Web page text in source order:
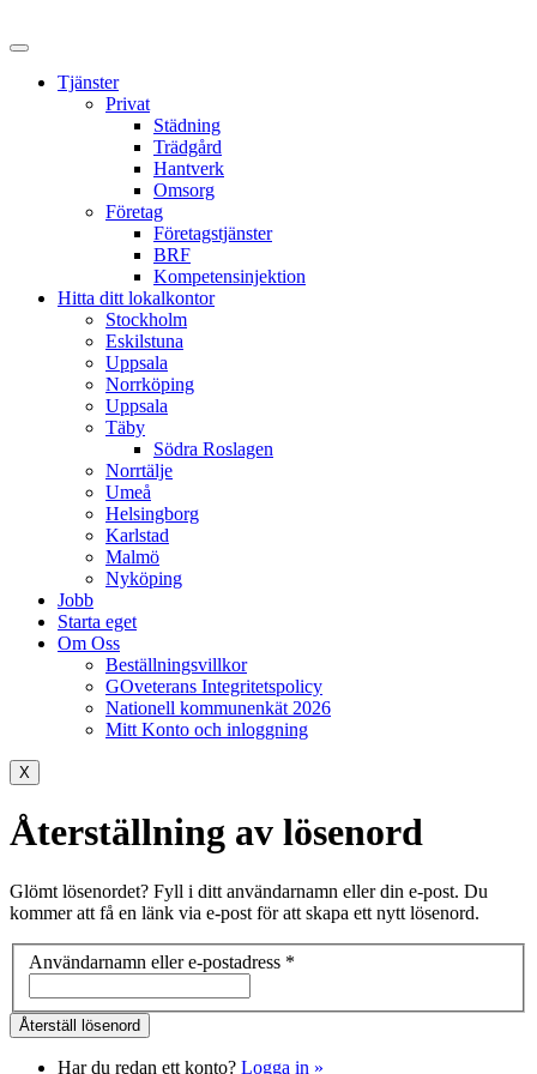
to
Tjänster
Privat
Städning
Trädgård
Hantverk
Omsorg
Företag
Företagstjänster
BRF
Kompetensinjektion
Hitta ditt lokalkontor
Stockholm
Eskilstuna
Uppsala
Norrköping
Uppsala
Täby
Södra Roslagen
Norrtälje
Umeå
Helsingborg
Karlstad
Malmö
Nyköping
Jobb
Starta eget
Om Oss
Beställningsvillkor
GOveterans Integritetspolicy
Nationell kommunenkät 2026
Mitt Konto och inloggning
X
Återställning av lösenord
Glömt lösenordet? Fyll i ditt användarnamn eller din e-post. Du
kommer att få en länk via e-post för att skapa ett nytt lösenord.
Användarnamn eller e-postadress *
Har du redan ett konto? Logga in »